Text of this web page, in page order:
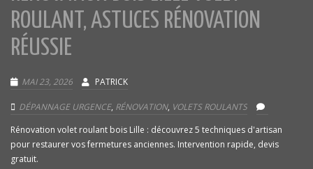
ROULANT, ASTUCES RÉNOVATION
RÉUSSIE
MAI 23, 2026 PATRICK
DÉPANNAGE URGENCE, RÉNOVATION, VOLETS ROULANTS
Rénovation volet roulant bois Lille : découvrez 5 techniques d'artisan
pour restaurer vos fermetures anciennes. Intervention rapide, devis
gratuit.